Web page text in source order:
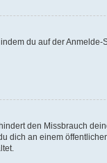
du auf der Anmelde-
den Missbrauch
dich an einem